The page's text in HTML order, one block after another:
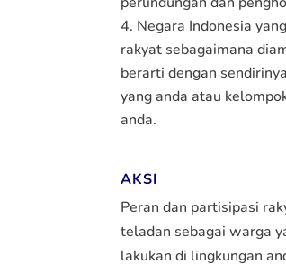
Negara Indonesia
rakyat sebagaimana
berarti dengan
yang anda atau
anda.
AKSI
Peran dan partisipasi
teladan sebagai warga
lakukan di lingkungan